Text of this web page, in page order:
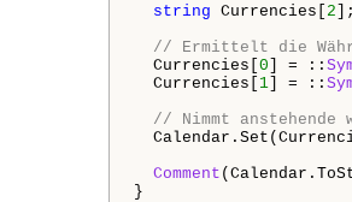
string Currencies[ 2 ];
// Ermittelt die
Currencies[ 0 ] = ::
Currencies[ 1 ] = ::
// Nimmt anstehende
Comment
}